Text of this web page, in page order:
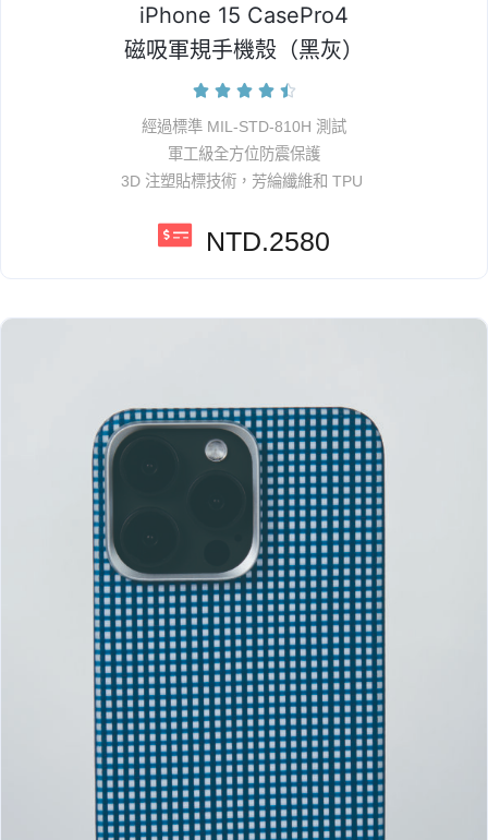
iPhone 15 CasePro4
磁吸軍規手機殼（黑灰）
    
經過標準 MIL-STD-810H 測試
軍工級全方位防震保護
3D 注塑貼標技術，芳綸纖維和 TPU
NTD.2580